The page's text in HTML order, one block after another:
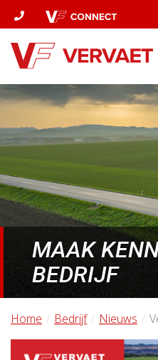
MAAK
BEDRIJF
Home Bedrijf Nieuws